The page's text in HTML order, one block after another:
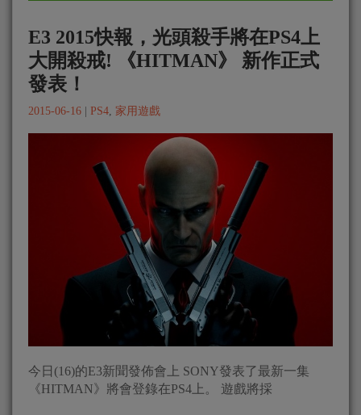
E3 2015快報，光頭殺手將在PS4上
大開殺戒! 《HITMAN》 新作正式
發表！
2015-06-16 PS4, 家用遊戲
今日(16)的E3新聞發佈會上 SONY發表了最新一集
《HITMAN》將會登錄在PS4上。 遊戲將採